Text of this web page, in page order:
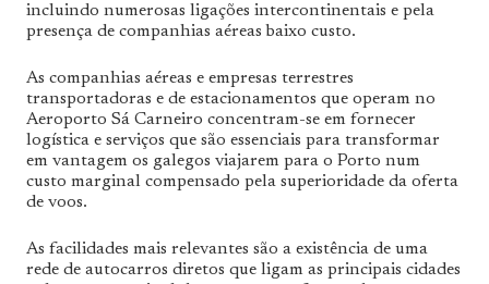
incluindo numerosas ligações intercontinentais e pela
presença de companhias aéreas baixo custo.
As companhias aéreas e empresas terrestres
transportadoras e de estacionamentos que operam no
Aeroporto Sá Carneiro concentram-se em fornecer
logística e serviços que são essenciais para transformar
em vantagem os galegos viajarem para o Porto num
custo marginal compensado pela superioridade da oferta
de voos.
As facilidades mais relevantes são a existência de uma
rede de autocarros diretos que ligam as principais cidades